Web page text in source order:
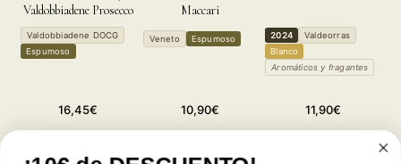
Valdobbiadene Prosecco
Superiore
Valdobbiadene DOCG
Espumoso
Precio
habitual
16,45€
cantidad
cantidad
Maccari
Veneto Espumoso
Precio
habitual
10,90€
cantidadcantidad
2024
Valdeorras
Blanco
Aromáticos y fragantes
Precio
habitual
11,90€
Aumentar
cantidad